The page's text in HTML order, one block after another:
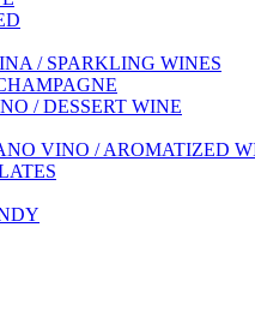
/ SPARKLING WINES
/ DESSERT WINE
VINO / AROMATIZED